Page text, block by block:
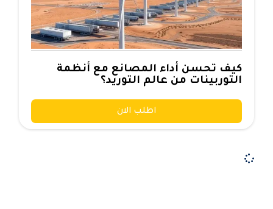
كيف تحسن أداء المصانع مع أنظمة
التوربينات من عالم التوريد؟
اطلب الان